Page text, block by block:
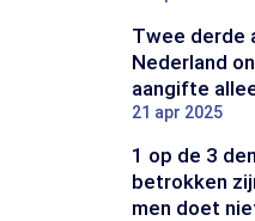
Twee derde
Nederland
aangifte
21 apr 2025
1 op de 3
betrokken
men doet